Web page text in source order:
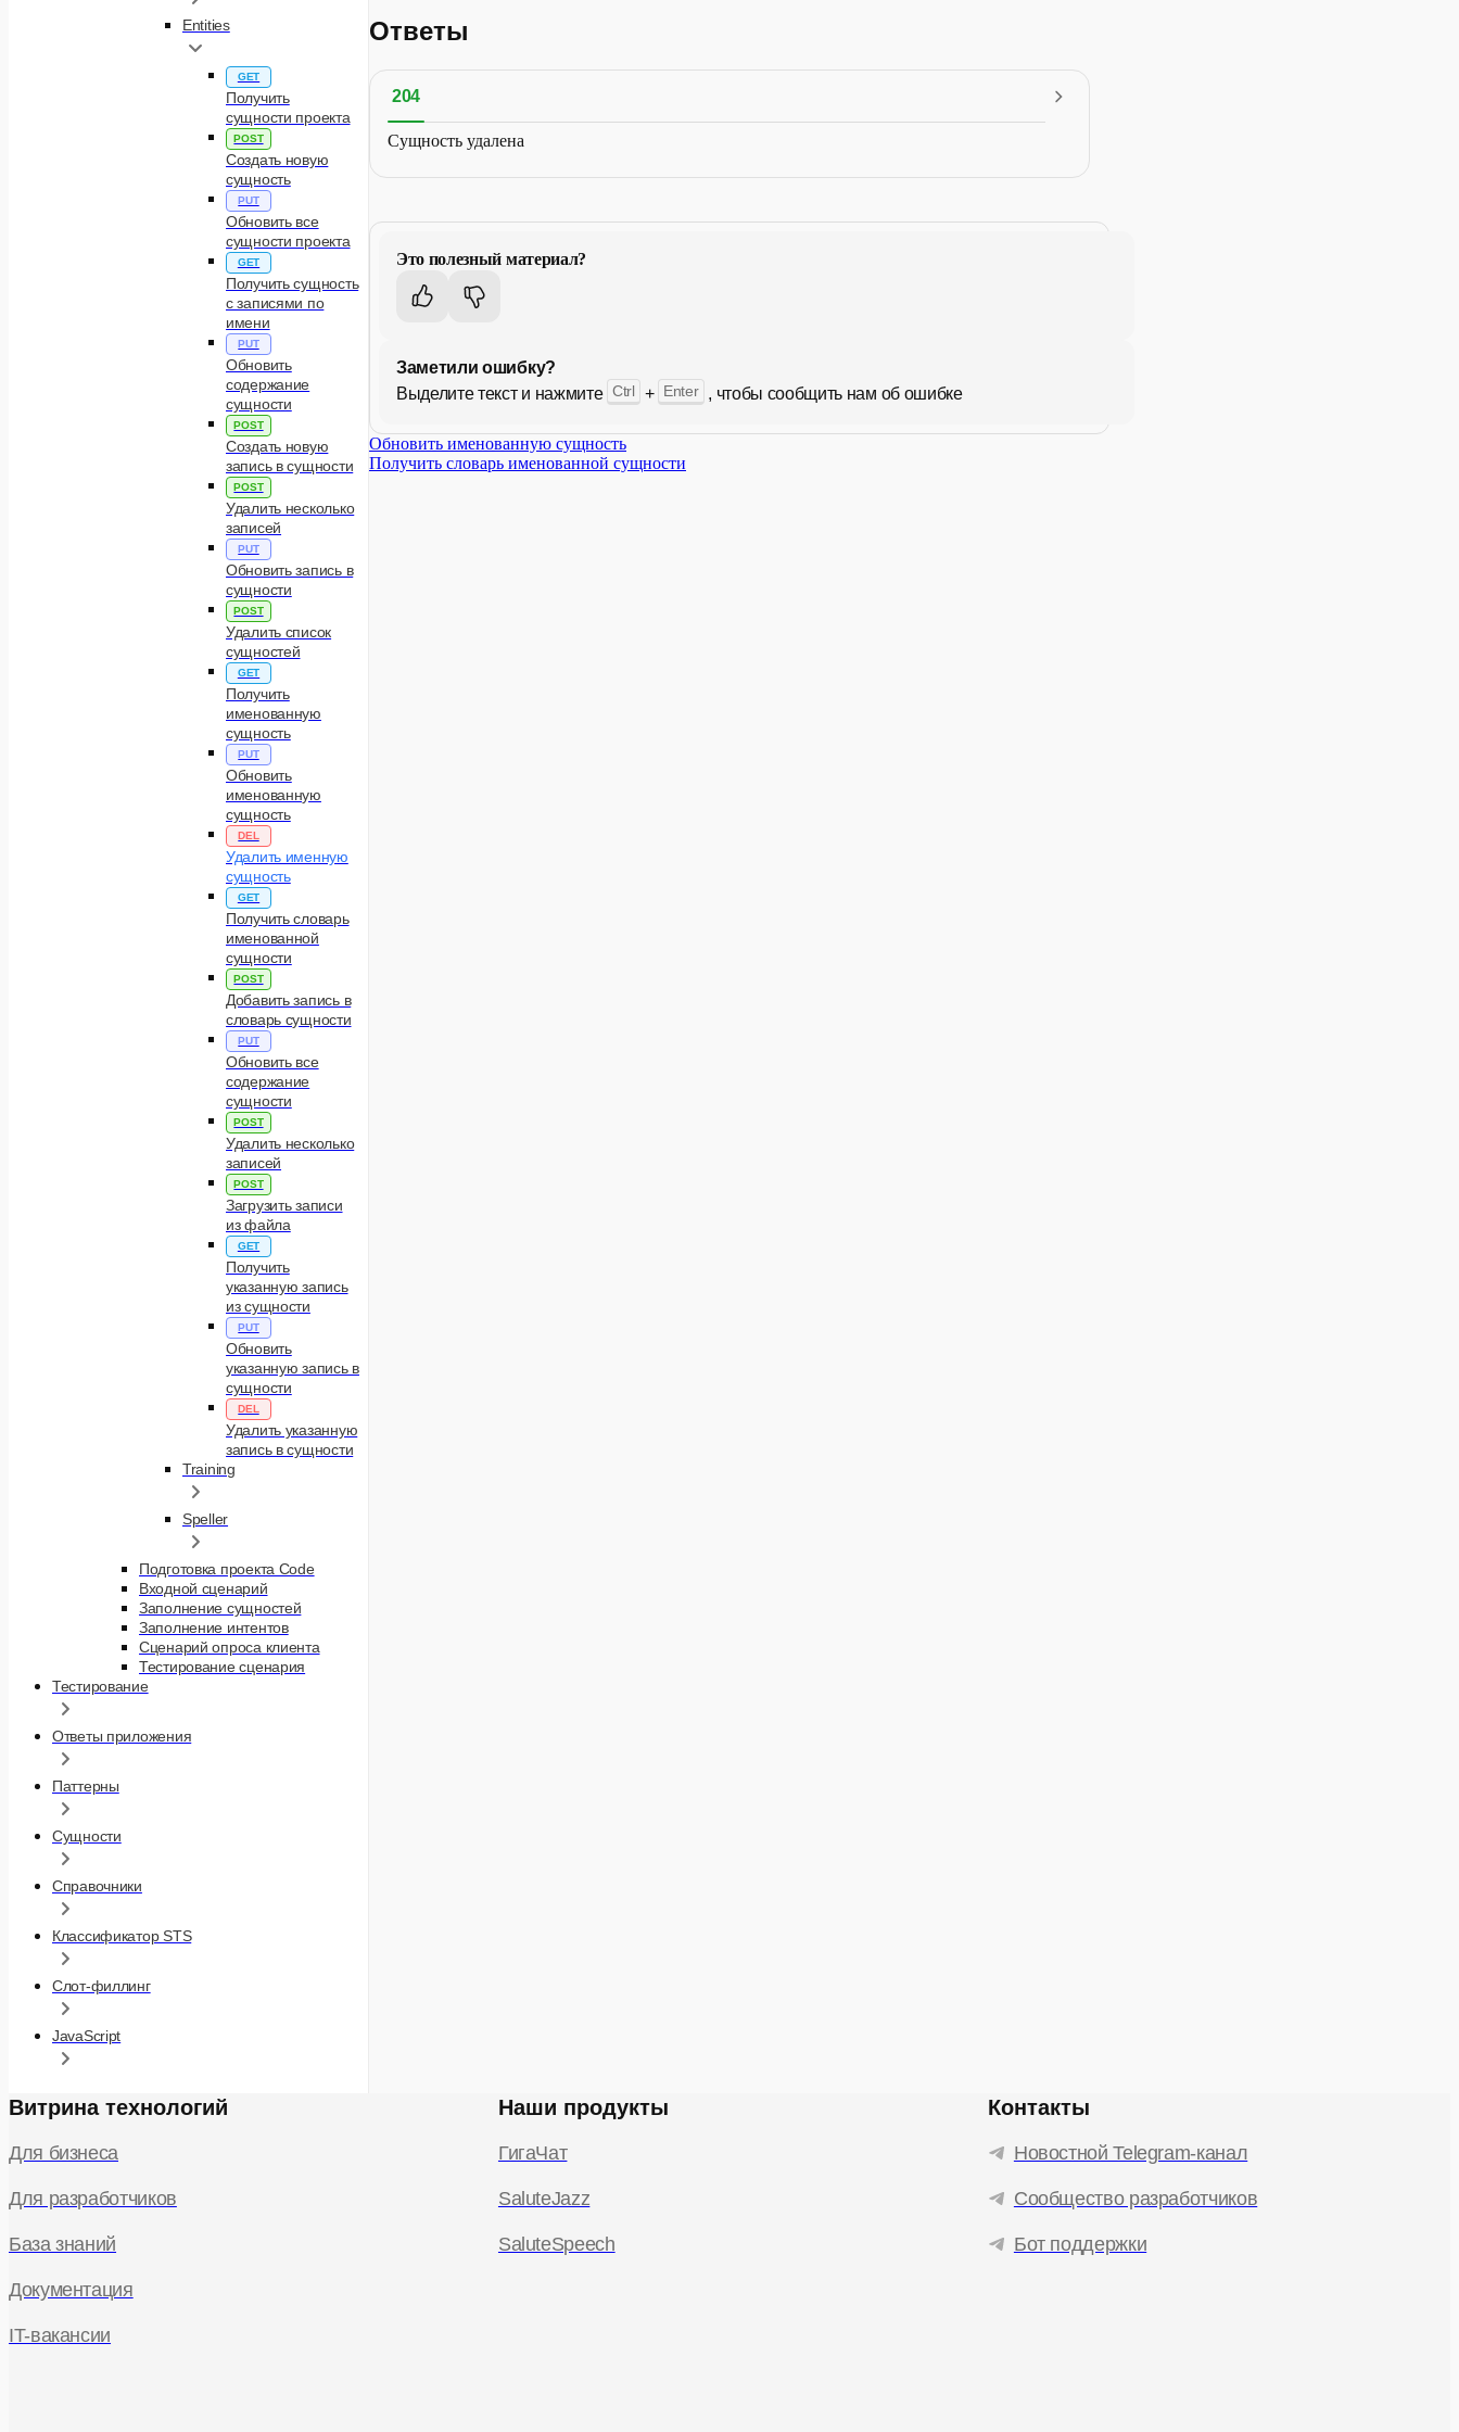
Entities
GET
Получить
сущности проекта
POST
Создать новую
сущность
PUT
Обновить все
сущности проекта
GET
Получить сущность
с записями по
имени
PUT
Обновить
содержание
сущности
POST
Создать новую
запись в сущности
POST
Удалить несколько
записей
PUT
Обновить запись в
сущности
POST
Удалить список
сущностей
GET
Получить
именованную
сущность
PUT
Обновить
именованную
сущность
DEL
Удалить именную
сущность
GET
Получить словарь
именованной
сущности
POST
Добавить запись в
словарь сущности
PUT
Обновить все
содержание
сущности
POST
Удалить несколько
записей
POST
Загрузить записи
из файла
GET
Получить
указанную запись
из сущности
PUT
Обновить
указанную запись в
сущности
DEL
Удалить указанную
запись в сущности
Training
Speller
Подготовка проекта Code
Входной сценарий
Заполнение сущностей
Заполнение интентов
Сценарий опроса клиента
Тестирование сценария
Тестирование
Ответы приложения
Паттерны
Сущности
Справочники
Классификатор STS
Слот-филлинг
JavaScript
Ответы
204
Сущность удалена
Это полезный материал?
Заметили ошибку?
Выделите текст и нажмите Ctrl + Enter , чтобы сообщить нам об ошибке
Обновить именованную сущность
Получить словарь именованной сущности
Витрина технологий
Для бизнеса
Для разработчиков
База знаний
Документация
IT-вакансии
Наши продукты
ГигаЧат
SaluteJazz
SaluteSpeech
Контакты
Новостной Telegram-канал
Сообщество разработчиков
Бот поддержки